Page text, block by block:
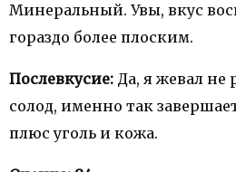
Минеральный. Увы, вкус
гораздо более плоским.
Послевкусие: Да, я жевал
солод, именно так
плюс уголь и кожа.